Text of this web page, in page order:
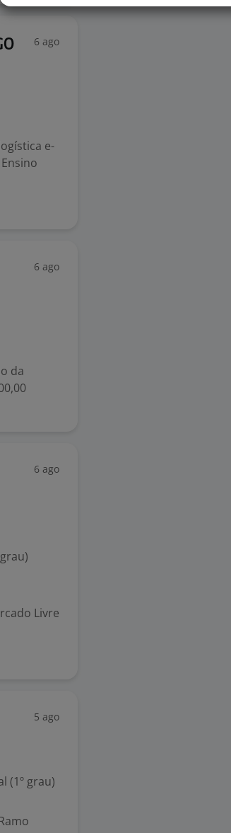
6 ago
e-
6 ago
da
6 ago
Livre
5 ago
(1º grau)